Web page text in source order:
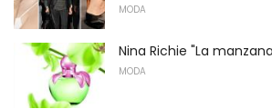
MODA
Nina Richie "La
MODA